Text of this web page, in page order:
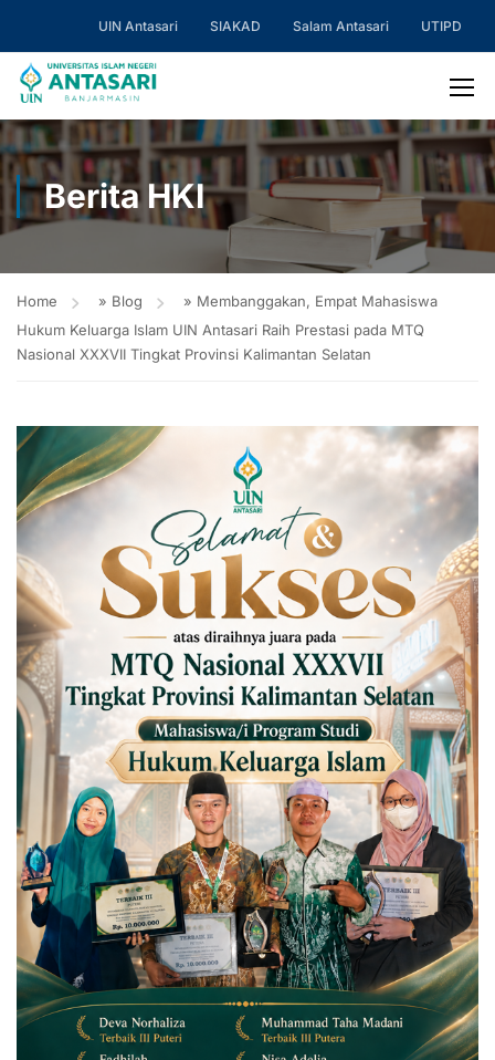
UIN Antasari SIAKAD Salam Antasari UTIPD
Berita HKI
Home » Blog » Membanggakan, Empat Mahasiswa
Hukum Keluarga Islam UIN Antasari Raih Prestasi pada MTQ
Nasional XXXVII Tingkat Provinsi Kalimantan Selatan